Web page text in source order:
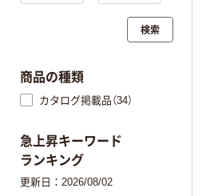
検索
商品の種類
カタログ掲載品（34）
急上昇キーワード
ランキング
更新日：2026/08/02